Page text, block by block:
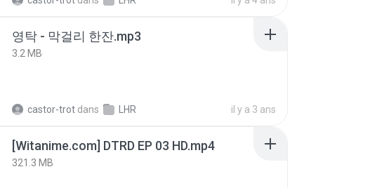
영탁 - 막걸리 한잔.mp3
3.2 MB
castor-trot dans LHR il y a 3 ans
[Witanime.com] DTRD EP 03 HD.mp4
321.3 MB